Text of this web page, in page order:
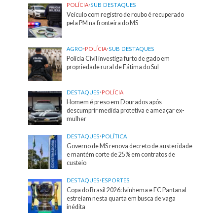
POLÍCIA•SUB DESTAQUES
Veículo com registro de roubo é recuperado
pela PM na fronteira do MS
AGRO•POLÍCIA•SUB DESTAQUES
Polícia Civil investiga furto de gado em
propriedade rural de Fátima do Sul
DESTAQUES•POLÍCIA
Homem é preso em Dourados após
descumprir medida protetiva e ameaçar ex-
mulher
DESTAQUES•POLÍTICA
Governo de MS renova decreto de austeridade
e mantém corte de 25% em contratos de
custeio
DESTAQUES•ESPORTES
Copa do Brasil 2026: Ivinhema e FC Pantanal
estreiam nesta quarta em busca de vaga
inédita